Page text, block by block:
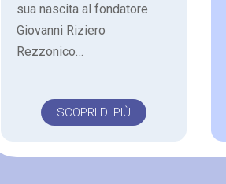
sua nascita al fondatore
Giovanni Riziero
Rezzonico…
SCOPRI DI PIÙ